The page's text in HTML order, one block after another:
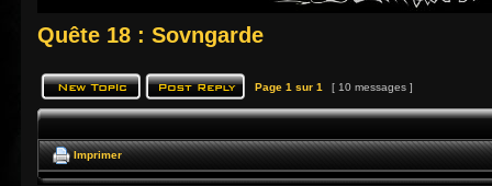
Quête 18 : Sovngarde
Page 1 sur 1 [ 10 messages ]
Imprimer